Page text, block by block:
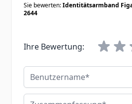
Sie bewerten:Identitätsarmband
2644
Ihre Bewertung:
Benutzername
Zusammenfassung